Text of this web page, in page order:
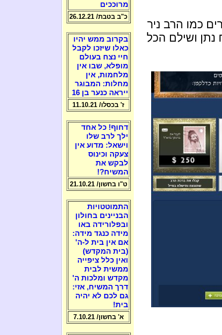
כמו הרב ניר
ושילם הכל
מרוככים
כ"ב בטבת/ 26.12.21
בקרוב ממש יהיו
כאלו שיזכו לקבל
חיי נצח בעולם
מופלא, שבו אין
מלחמות, אין
מחלות: המבוגר
ייראה כנער בן 16
ז' בכסלו/ 11.10.21
דחוף! כל אחד
ילך לרב שלו
וישאל: מדוע אין
צעקה וכינוס
לבקש את
המשיח?!
ט"ו בחשון/ 21.10.21
התמוטטויות
הבניינים בחולון
ובפלורידה באו
מידה כנגד מידה:
אם אין בית ל-ה'
(בית המקדש)
ואין כלל ציפייה
ממשית לבית
מקדש ומלכות ה'
דרך המשיח, אזי:
גם לכם לא יהיה
בית!
א' בחשון/ 7.10.21